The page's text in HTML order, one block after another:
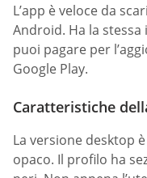
L’app è veloce da
Android. Ha la
puoi pagare per
Google Play.
Caratteristiche
La versione desktop
opaco. Il profilo ha